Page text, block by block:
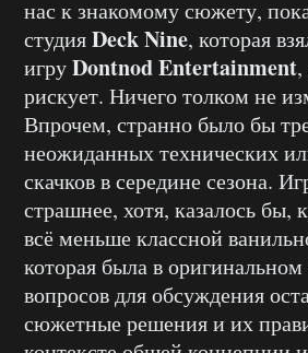
нас к знакомому сюжету,
студияDeck Nine, которая
игруDontnod Entertainment
рискует. Ничего толком не
Впрочем, странно было бы
неожиданных технических
скачков в середине сезона.
страшнее, хотя, казалось бы,
всё меньше классной
которая была в
вопросов для обсуждения
сюжетные решения и их